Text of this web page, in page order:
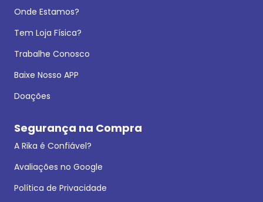
Onde Estamos?
Tem Loja Física?
Trabalhe Conosco
Baixe Nosso APP
Doações
Segurança na Compra
A Rika é Confiável?
Avaliações no Google
Política de Privacidade